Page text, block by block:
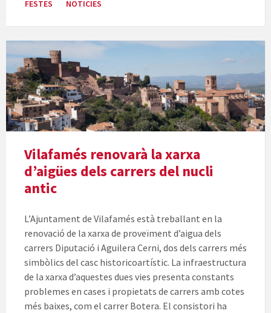
FESTES
NOTICIES
Vilafamés renovarà la xarxa
d’aigües dels carrers del nucli
antic
L’Ajuntament de Vilafamés està treballant en la
renovació de la xarxa de proveïment d’aigua dels
carrers Diputació i Aguilera Cerni, dos dels carrers més
simbòlics del casc historicoartístic. La infraestructura
de la xarxa d’aquestes dues vies presenta constants
problemes en cases i propietats de carrers amb cotes
més baixes, com el carrer Botera. El consistori ha